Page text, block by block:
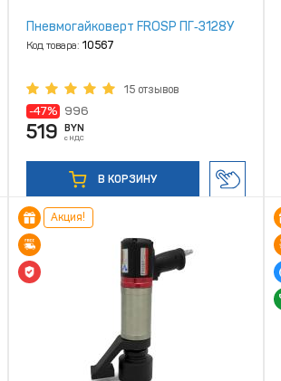
Пневмогайковерт FROSP ПГ‑3128У
Код товара: 10567
15 отзывов
-47% 996
519 BYN
с НДС
В КОРЗИНУ
Акция!